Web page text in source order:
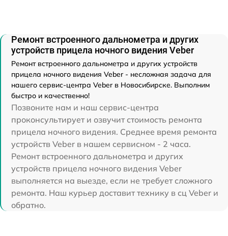
Ремонт встроенного дальнометра и других
устройств прицела ночного видения Veber
Ремонт встроенного дальнометра и других устройств
прицела ночного видения Veber - несложная задача для
нашего сервис-центра Veber в Новосибирске. Выполним
быстро и качественно!
Позвоните нам и наш сервис-центра
проконсультирует и озвучит стоимость ремонта
прицела ночного видения. Среднее время ремонта
устройств Veber в нашем сервисном - 2 часа.
Ремонт встроенного дальнометра и других
устройств прицела ночного видения Veber
выполняется на выезде, если не требует сложного
ремонта. Наш курьер доставит технику в сц Veber и
обратно.